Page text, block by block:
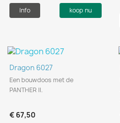
Info koop nu
Dragon 6027
Een bouwdoos met de
PANTHER II.
€ 67,50